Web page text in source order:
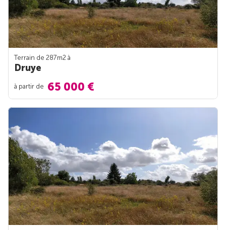
Terrain de 287m2 à
Druye
à partir de 65 000 €